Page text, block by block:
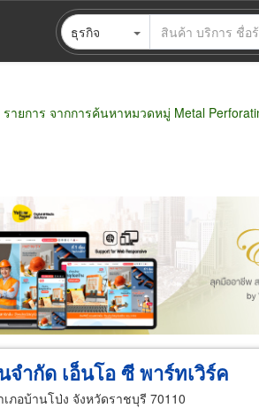
ธุรกิจ
ายการ จากการค้นหาหมวดหมู่ Metal
ขายปลีก ผู้ผลิต ตัวแทนจัดจำหน่าย
ำกัด เอ็นโอ ซี พาร์ทเวิร์ค
เภอบ้านโป่ง จังหวัดราชบุรี 70110